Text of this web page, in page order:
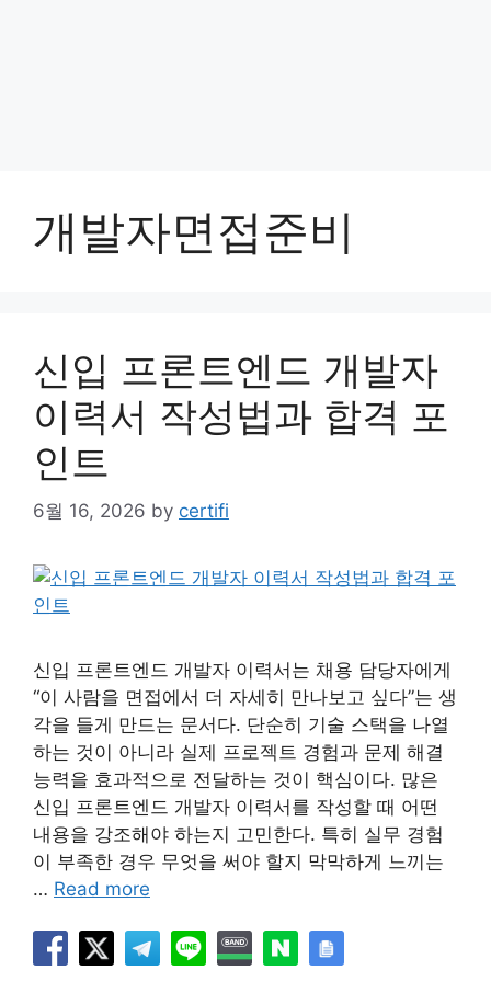
개발자면접준비
신입 프론트엔드 개발자
이력서 작성법과 합격 포
인트
6월 16, 2026 by certifi
신입 프론트엔드 개발자 이력서는 채용 담당자에게
“이 사람을 면접에서 더 자세히 만나보고 싶다”는 생
각을 들게 만드는 문서다. 단순히 기술 스택을 나열
하는 것이 아니라 실제 프로젝트 경험과 문제 해결
능력을 효과적으로 전달하는 것이 핵심이다. 많은
신입 프론트엔드 개발자 이력서를 작성할 때 어떤
내용을 강조해야 하는지 고민한다. 특히 실무 경험
이 부족한 경우 무엇을 써야 할지 막막하게 느끼는
… Read more